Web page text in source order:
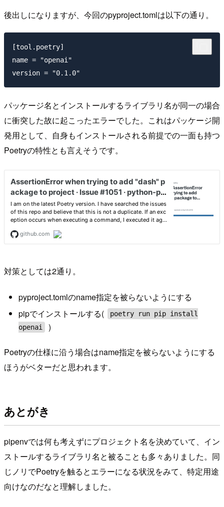
後出しになりますが、今回のpyproject.tomlは以下の通り。
[tool.poetry]
name = "openai"
パッケージ名とインストールするライブラリ名が同一の場合
に衝突した故に起こったエラーでした。これはパッケージ開
発用として、自身もインストールされる前提での一面も持つ
Poetryの特性とも言えそうです。
対策としては2通り。
pyproject.tomlのname指定を被らないようにする
pipでインストールする(
poetry run pip install
openai
)
Poetryの仕様に沿う場合はname指定を被らないようにする
ほうがベターだと思われます。
あとがき
pipenvでは何も考えずにプロジェクト名を決めていて、イン
ストールするライブラリ名と被ることも多々ありました。同
じノリでPoetryを触るとエラーになる状況をみて、特定用途
向けなのだなと理解しました。